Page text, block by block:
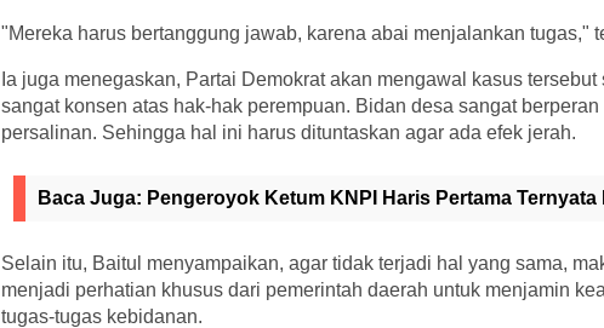
"Mereka harus bertanggung jawab, karena abai menjalankan tugas,"
Ia juga menegaskan, Partai Demokrat akan mengawal kasus
sangat konsen atas hak-hak perempuan. Bidan desa sangat
persalinan. Sehingga hal ini harus dituntaskan agar ada efek jerah.
Baca Juga: Pengeroyok Ketum KNPI Haris Pertama
Selain itu, Baitul menyampaikan, agar tidak terjadi hal yang sama,
menjadi perhatian khusus dari pemerintah daerah untuk menjamin
tugas-tugas kebidanan.